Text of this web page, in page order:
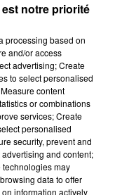
À
DE...
2026
prévu,
rappeler
notre priorité
processing based on
and/or access
advertising; Create
to select personalised
content
or combinations
services; Create
personalised
security, prevent and
and content;
technologies may
data to offer
information actively